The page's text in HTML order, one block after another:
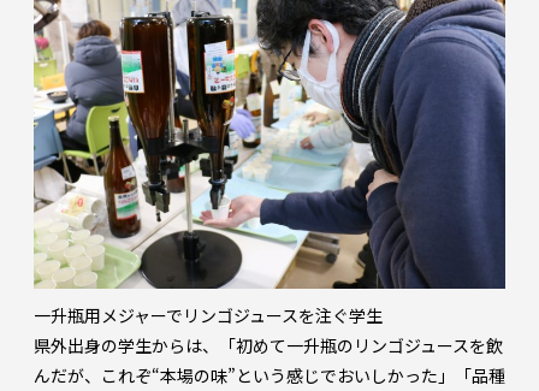
一升瓶用メジャーでリンゴジュースを注ぐ学生
県外出身の学生からは、「初めて一升瓶のリンゴジュースを飲
んだが、これぞ“本場の味”という感じでおいしかった」「品種